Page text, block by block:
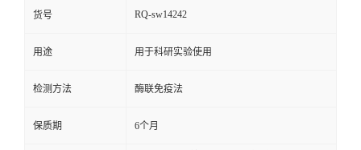
货号 RQ-sw14242
用途 用于科研实验使用
检测方法 酶联免疫法
保质期 6个月